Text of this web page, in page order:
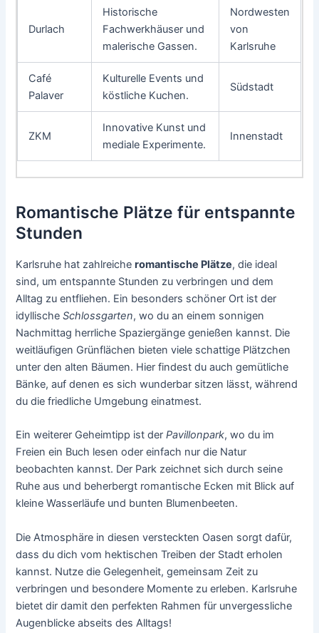
Durlach
Historische
Fachwerkhäuser und
malerische Gassen.
Nordwesten
von
Karlsruhe
Café
Palaver
Kulturelle Events und
köstliche Kuchen.
Südstadt
ZKM
Innovative Kunst und
mediale Experimente.
Innenstadt
Romantische Plätze für entspannte
Stunden
Karlsruhe hat zahlreicheromantische Plätze, die ideal
sind, um entspannte Stunden zu verbringen und dem
Alltag zu entfliehen. Ein besonders schöner Ort ist der
idyllischeSchlossgarten, wo du an einem sonnigen
Nachmittag herrliche Spaziergänge genießen kannst. Die
weitläufigen Grünflächen bieten viele schattige Plätzchen
unter den alten Bäumen. Hier findest du auch gemütliche
Bänke, auf denen es sich wunderbar sitzen lässt, während
du die friedliche Umgebung einatmest.
Ein weiterer Geheimtipp ist derPavillonpark, wo du im
Freien ein Buch lesen oder einfach nur die Natur
beobachten kannst. Der Park zeichnet sich durch seine
Ruhe aus und beherbergt romantische Ecken mit Blick auf
kleine Wasserläufe und bunten Blumenbeeten.
Die Atmosphäre in diesen versteckten Oasen sorgt dafür,
dass du dich vom hektischen Treiben der Stadt erholen
kannst. Nutze die Gelegenheit, gemeinsam Zeit zu
verbringen und besondere Momente zu erleben. Karlsruhe
bietet dir damit den perfekten Rahmen für unvergessliche
Augenblicke abseits des Alltags!